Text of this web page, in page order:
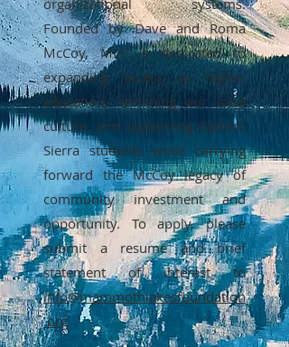
organizational systems.
Founded by Dave and Roma
McCoy, MLF is dedicated to
expanding access to higher
education, enriching our local
culture, and supporting Eastern
Sierra students while carrying
forward the McCoy legacy of
community investment and
opportunity. To apply, please
submit a resume and brief
statement of interest to
info@mammothlakesfoundation
.org